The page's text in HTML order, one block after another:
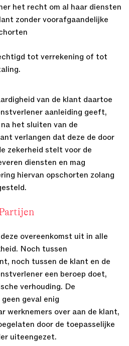
het recht om al haar diensten
zonder voorafgaandelijke
tot verrekening of tot
van de klant daartoe
aanleiding geeft,
het sluiten van de
verlangen dat deze de door
zekerheid stelt voor de
diensten en mag
hiervan opschorten zolang
overeenkomst uit in alle
Noch tussen
noch tussen de klant en de
een beroep doet,
verhouding. De
geval enig
werknemers over aan de klant,
door de toepasselijke
uiteengezet.